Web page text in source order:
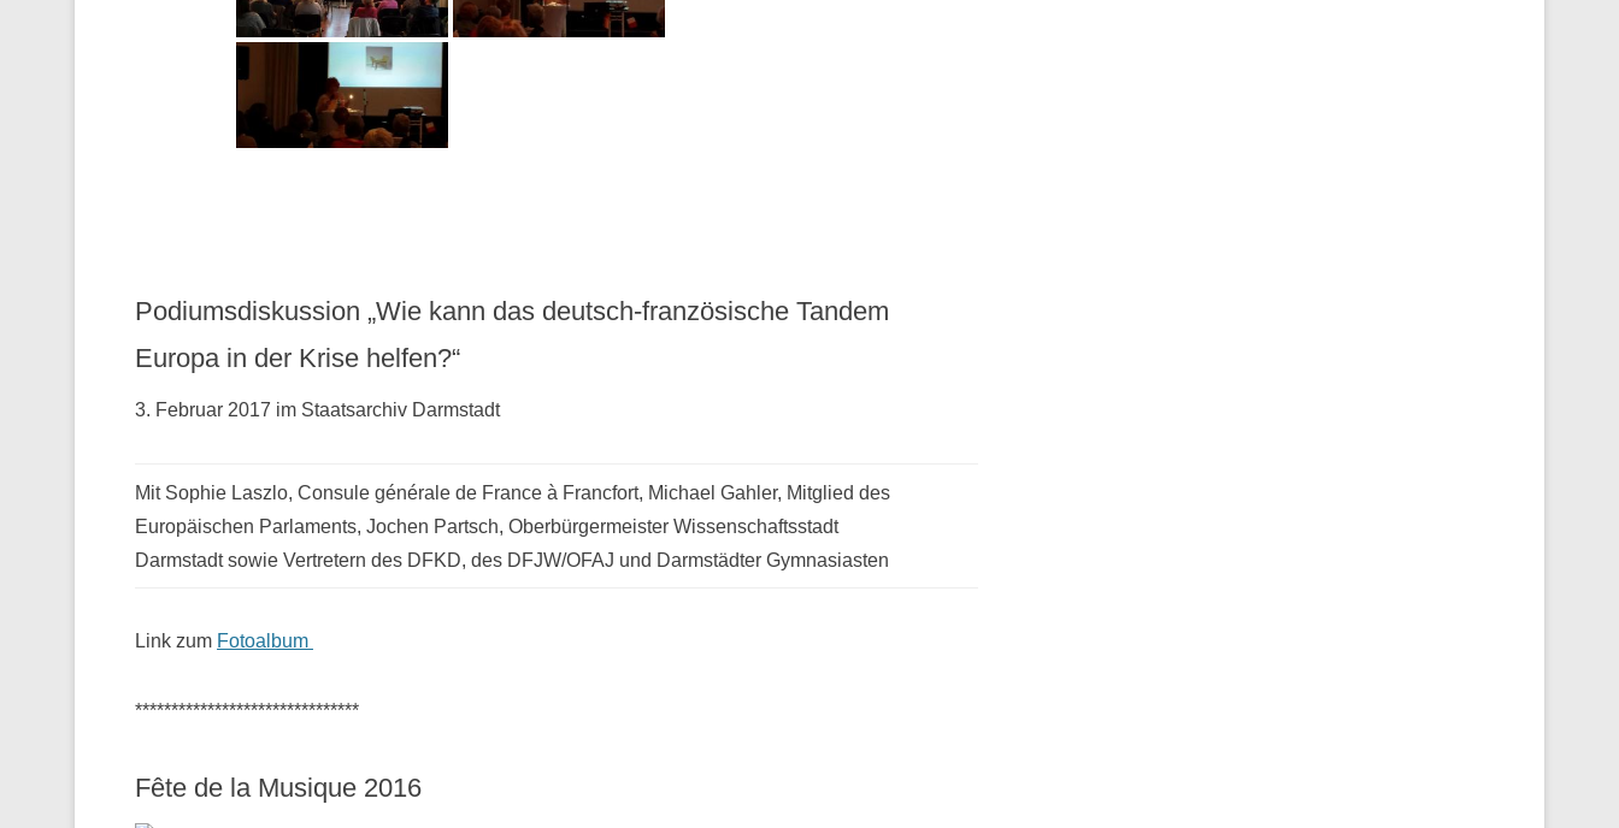
Podiumsdiskussion „Wie kann das deutsch-französische Tandem
Europa in der Krise helfen?“
3. Februar 2017 im Staatsarchiv Darmstadt
Mit Sophie Laszlo, Consule générale de France à Francfort, Michael Gahler, Mitglied des
Europäischen Parlaments, Jochen Partsch, Oberbürgermeister Wissenschaftsstadt
Darmstadt sowie Vertretern des DFKD, des DFJW/OFAJ und Darmstädter Gymnasiasten
Link zum Fotoalbum
*******************************
Fête de la Musique 2016